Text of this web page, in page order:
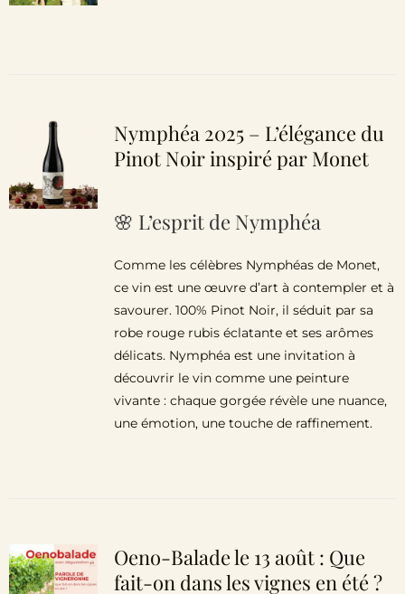
Nymphéa 2025 – L’élégance du
Pinot Noir inspiré par Monet
🌸 L’esprit de Nymphéa
Comme les célèbres Nymphéas de Monet,
ce vin est une œuvre d’art à contempler et à
savourer. 100% Pinot Noir, il séduit par sa
robe rouge rubis éclatante et ses arômes
délicats. Nymphéa est une invitation à
découvrir le vin comme une peinture
vivante : chaque gorgée révèle une nuance,
une émotion, une touche de raffinement.
Oeno-Balade le 13 août : Que
fait-on dans les vignes en été ?